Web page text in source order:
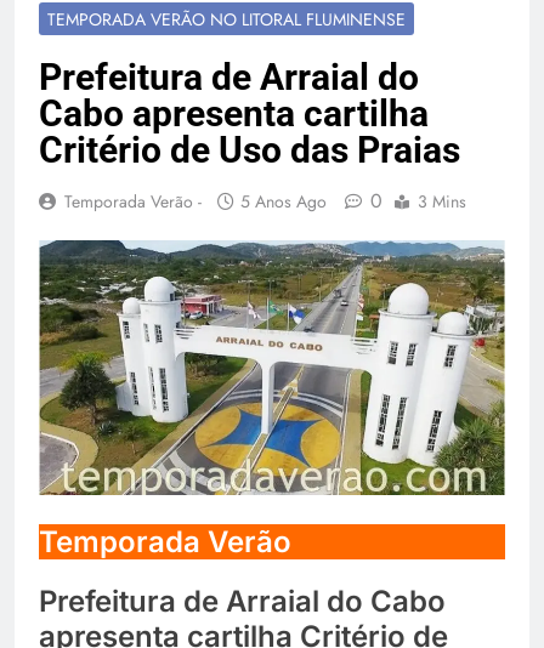
Destinos No Verão – Destinos Da
TEMPORADA VERÃO NO LITORAL FLUMINENSE
Prefeitura de Arraial do
Cabo apresenta cartilha
Critério de Uso das Praias
Temporada Verão - 5 Anos Ago 0 3 Mins
Temporada Verão
Prefeitura de Arraial do Cabo
apresenta cartilha Critério de